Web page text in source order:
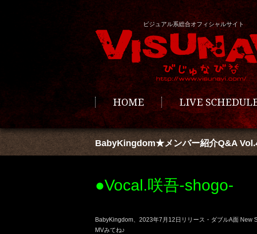
ビジュアル系総合オフィシャルサイト
HOME LIVE
BabyKingdom★メンバー紹介Q&A
●Vocal.咲吾-shogo-
BabyKingdom、2023年7月12日リリース・ダブルA面 New
MVみてね♪